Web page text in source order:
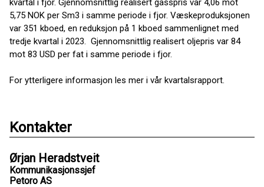
kvartal i fjor. Gjennomsnittlig realisert gasspris var 4,06 mot
5,75 NOK per Sm3 i samme periode i fjor. Væskeproduksjonen
var 351 kboed, en reduksjon på 1 kboed sammenlignet med
tredje kvartal i 2023. Gjennomsnittlig realisert oljepris var 84
mot 83 USD per fat i samme periode i fjor.
For ytterligere informasjon les mer i vår kvartalsrapport.
Kontakter
Ørjan Heradstveit
Kommunikasjonssjef
Petoro AS